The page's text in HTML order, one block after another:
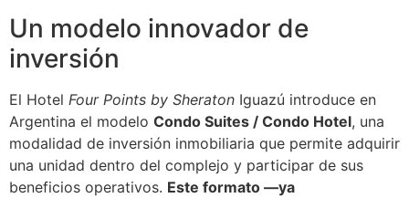
Un modelo innovador de
inversión
El Hotel Four Points by Sheraton Iguazú introduce en
Argentina el modelo Condo Suites / Condo Hotel, una
modalidad de inversión inmobiliaria que permite adquirir
una unidad dentro del complejo y participar de sus
beneficios operativos. Este formato —ya